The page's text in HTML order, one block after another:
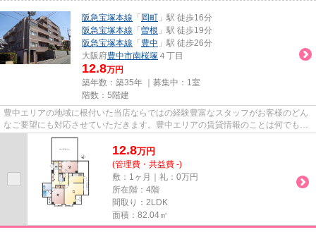
阪急宝塚本線 「 岡町 」駅 徒歩16分
阪急宝塚本線 「 曽根 」駅 徒歩19分
阪急宝塚本線 「 豊中 」駅 徒歩26分
大阪府豊中市南桜塚 ４丁目
12.8万円
築年数：築35年 ｜募集中： 1室
階数：5階建
豊中エリアの地域に根付いた当店ならではの経験豊富なスタッフがお客様のどん
なご要望にも対応させていただきます。豊中エリアの賃貸情報のことは何でもお
気軽にご相談ください。一生...
12.8万円
(管理費・共益費 -)
敷：1ヶ月｜礼：0万円
所在階：4階
間取り：2LDK
面積：82.04㎡